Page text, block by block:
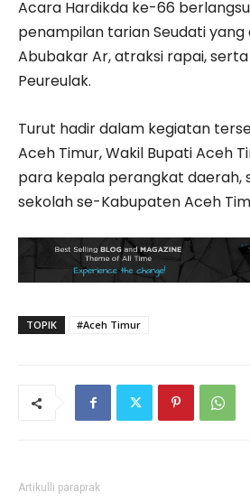
Acara Hardikda ke-66
penampilan tarian Seudati yang
Abubakar Ar, atraksi rapai,
Peureulak.
Turut hadir dalam kegiatan
Aceh Timur, Wakil Bupati Aceh
para kepala perangkat daerah,
sekolah se-Kabupaten Aceh
TOPIK #Aceh Timur
Artikulli paraprak